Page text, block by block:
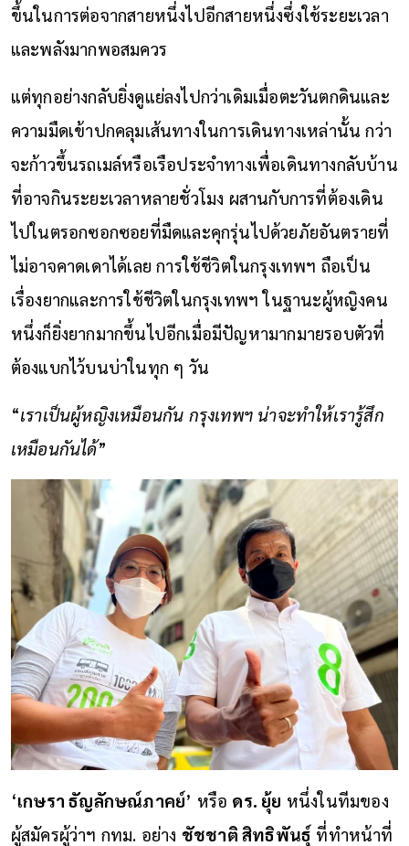
ขึ้นในการต่อจากสายหนึ่งไปอีกสายหนึ่งซึ่งใช้ระยะเวลา
และพลังมากพอสมควร
แต่ทุกอย่างกลับยิ่งดูแย่ลงไปกว่าเดิมเมื่อตะวันตกดินและ
ความมืดเข้าปกคลุมเส้นทางในการเดินทางเหล่านั้น กว่า
จะก้าวขึ้นรถเมล์หรือเรือประจำทางเพื่อเดินทางกลับบ้าน
ที่อาจกินระยะเวลาหลายชั่วโมง ผสานกับการที่ต้องเดิน
ไปในตรอกซอกซอยที่มืดและคุกรุ่นไปด้วยภัยอันตรายที่
ไม่อาจคาดเดาได้เลย การใช้ชีวิตในกรุงเทพฯ ถือเป็น
เรื่องยากและการใช้ชีวิตในกรุงเทพฯ ในฐานะผู้หญิงคน
หนึ่งก็ยิ่งยากมากขึ้นไปอีกเมื่อมีปัญหามากมายรอบตัวที่
ต้องแบกไว้บนบ่าในทุก ๆ วัน
“เราเป็นผู้หญิงเหมือนกัน กรุงเทพฯ น่าจะทำให้เรารู้สึก
เหมือนกันได้”
‘เกษรา ธัญลักษณ์ภาคย์’ หรือ ดร. ยุ้ย หนึ่งในทีมของ
ผู้สมัครผู้ว่าฯ กทม. อย่าง ชัชชาติ สิทธิพันธุ์ ที่ทำหน้าที่